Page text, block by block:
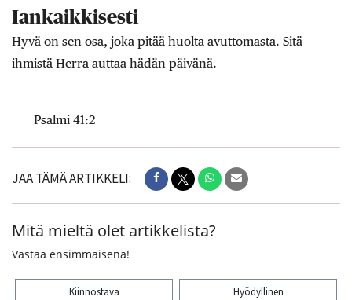
Iankaikkisesti
Hyvä on sen osa, joka pitää huolta avuttomasta. Sitä
ihmistä Herra auttaa hädän päivänä.
Psalmi 41:2
JAA TÄMÄ ARTIKKELI:
Mitä mieltä olet artikkelista?
Vastaa ensimmäisenä!
Kiinnostava Hyödyllinen